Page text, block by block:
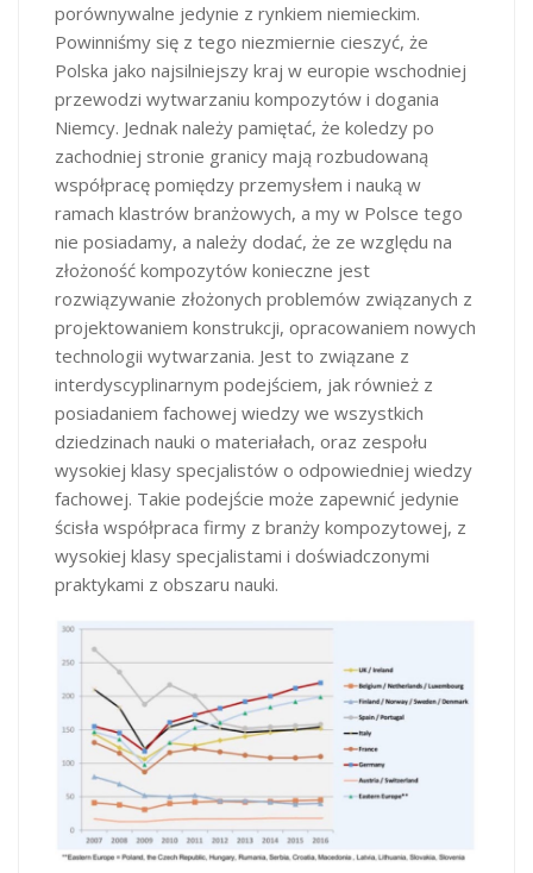
porównywalne jedynie z rynkiem niemieckim.
Powinniśmy się z tego niezmiernie cieszyć, że
Polska jako najsilniejszy kraj w europie wschodniej
przewodzi wytwarzaniu kompozytów i dogania
Niemcy. Jednak należy pamiętać, że koledzy po
zachodniej stronie granicy mają rozbudowaną
współpracę pomiędzy przemysłem i nauką w
ramach klastrów branżowych, a my w Polsce tego
nie posiadamy, a należy dodać, że ze względu na
złożoność kompozytów konieczne jest
rozwiązywanie złożonych problemów związanych z
projektowaniem konstrukcji, opracowaniem nowych
technologii wytwarzania. Jest to związane z
interdyscyplinarnym podejściem, jak również z
posiadaniem fachowej wiedzy we wszystkich
dziedzinach nauki o materiałach, oraz zespołu
wysokiej klasy specjalistów o odpowiedniej wiedzy
fachowej. Takie podejście może zapewnić jedynie
ścisła współpraca firmy z branży kompozytowej, z
wysokiej klasy specjalistami i doświadczonymi
praktykami z obszaru nauki.